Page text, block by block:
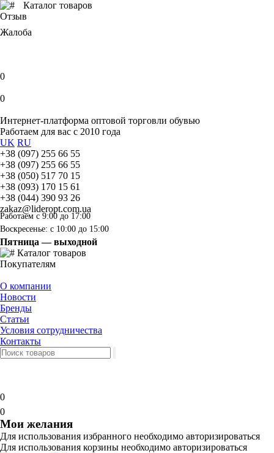
Каталог товаров
Отзыв
Жалоба
0
0
Интернет-платформа оптовой торговли обувью
Работаем для вас с 2010 года
UK RU
+38 (097) 255 66 55
+38 (097) 255 66 55
+38 (050) 517 70 15
+38 (093) 170 15 61
+38 (044) 390 93 26
zakaz@lideropt.com.ua
Работаем с 9:00 до 17:00
Воскресенье: с 10:00 до 15:00
Пятница — выходной
Каталог товаров
Покупателям
О компании
Новости
Бренды
Статьи
Условия сотрудничества
Контакты
0
0
Мои желания
Для использования избранного необходимо авторизироваться
Для использования корзины необходимо авторизироваться